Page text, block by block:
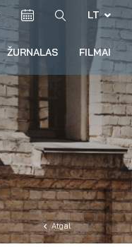
LT
ŽURNALAS FILMAI
Atgal